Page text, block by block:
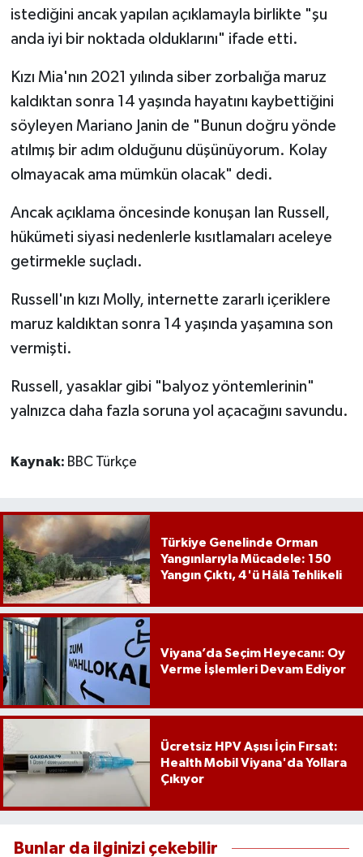
istediğini ancak yapılan açıklamayla birlikte "şu
anda iyi bir noktada olduklarını" ifade etti.
Kızı Mia'nın 2021 yılında siber zorbalığa maruz
kaldıktan sonra 14 yaşında hayatını kaybettiğini
söyleyen Mariano Janin de "Bunun doğru yönde
atılmış bir adım olduğunu düşünüyorum. Kolay
olmayacak ama mümkün olacak" dedi.
Ancak açıklama öncesinde konuşan Ian Russell,
hükümeti siyasi nedenlerle kısıtlamaları aceleye
getirmekle suçladı.
Russell'ın kızı Molly, internette zararlı içeriklere
maruz kaldıktan sonra 14 yaşında yaşamına son
vermişti.
Russell, yasaklar gibi "balyoz yöntemlerinin"
yalnızca daha fazla soruna yol açacağını savundu.
Kaynak: BBC Türkçe
Türkiye Genelinde Orman
Yangınlarıyla Mücadele: 150
Yangın Çıktı, 4'ü Hâlâ Tehlikeli
Viyana’da Seçim Heyecanı: Oy
Verme İşlemleri Devam Ediyor
Ücretsiz HPV Aşısı İçin Fırsat:
Health Mobil Viyana'da Yollara
Çıkıyor
Bunlar da ilginizi çekebilir